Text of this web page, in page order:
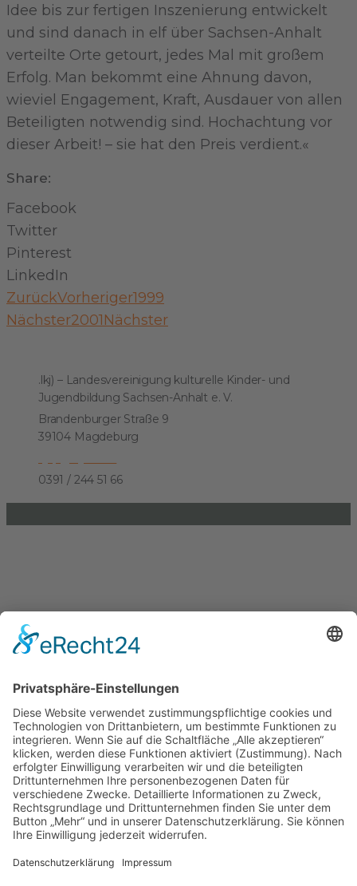
Idee bis zur fertigen Inszenierung entwickelt
und sind danach in elf über Sachsen-Anhalt
verteilte Orte getourt, jedes Mal mit großem
Erfolg. Man bekommt eine Ahnung davon,
wieviel Engagement, Kraft, Ausdauer von allen
Beteiligten notwendig sind. Hochachtung vor
dieser Arbeit! – sie hat den Preis verdient.«
Share:
Facebook
Twitter
Pinterest
LinkedIn
ZurückVorheriger1999
Nächster2001Nächster
.lkj) – Landesvereinigung kulturelle Kinder- und
Jugendbildung Sachsen-Anhalt e. V.
Brandenburger Straße 9
39104 Magdeburg
0391 / 244 51 66
Kontakt
Impressum
Datenschutzerklärung
Barrierefreiheitserklärung
Kontakt
Impressum